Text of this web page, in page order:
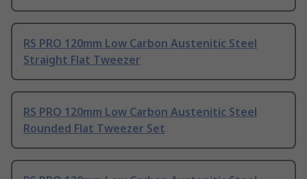
RS PRO 120mm Low Carbon Austenitic Steel
Straight Flat Tweezer
RS PRO 120mm Low Carbon Austenitic Steel
Rounded Flat Tweezer Set